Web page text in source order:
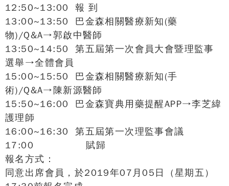
12:50~13:00 報 到
13:00~13:50 巴金森相關醫療新知(藥
物)/Q&A→郭啟中醫師
13:50~14:50 第五屆第一次會員大會暨理監事
選舉→全體會員
15:00~15:50 巴金森相關醫療新知(手
術)/Q&A→陳新源醫師
15:50~16:00 巴金森寶典用藥提醒APP→李芝緯
護理師
16:00~16:30 第五屆第一次理監事會議
17:00 賦歸
報名方式：
同意出席會員，於2019年07月05日（星期五）